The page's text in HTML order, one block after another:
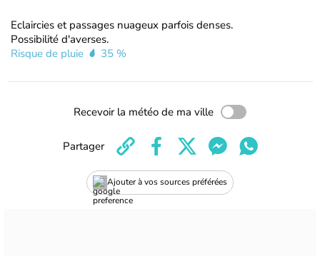
Eclaircies et passages nuageux parfois denses.
Possibilité d'averses.
Risque de pluie
35 %
Recevoir la météo de ma ville
Ajouter à vos sources préférées
Partager